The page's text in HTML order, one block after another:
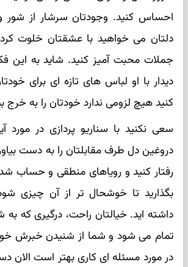
احساس کنید. وجودتان سرشار از
دلتان می خواهید با عشقتان خلوت
جملات محبت آمیز کنید. شاید به این
دیدار با او لباس های تازه ای برای
کنید هیچ لزومی ندارد خودتان را به خرج
سعی نکنید با سناریو پردازی در مورد
دروغین دل طرف مقابلتان را به دست
رفتار کنید و رویاهای منطقی و حساب
بگذارید تا خوشحال تر از آن چیزی
داشته اید. خیالتان راحت، درگیری که
تمام می شود و شما از شنیدن خبرش
در مورد مسئله ای کاری بهتر است الان